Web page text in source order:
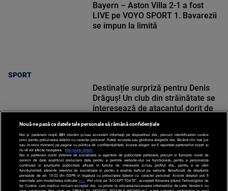
SPORT
Bayern – Aston Villa 2-1 a fost
LIVE pe VOYO SPORT 1. Bavarezii
se impun la limită
SPORT
Destinație surpriză pentru Denis
Drăguș! Un club din străinătate se
interesează de atacantul dorit de
Nouă ne pasă ca datele tale personale să rămână confidențiale
Noi și partenerii noștri 201 stocăm și/sau accesăm informații pe dispozitivul dvs., precum identificatorii cookie
unici pentru prelucrarea datelor cu caracter personal. Puteți accepta sau gestiona alegerile dvs. făcând clic mai jos
sau în orice moment, pe pagina cu politica de confidențialitate. Aceste alegeri vor fi raportate partenerilor noștri și
nu vă vor afecta navigarea.
Mai multe detalii
Noi si partenerii nostri (retelele de socializare si agentiile de publicitate partenere, precum si furnizorii nostri de
servicii de date analitice) prelucram date pentru a permite website-ului sa functioneze, pentru a personaliza
continutul si anunturile publicitare afisate in functie de interesele si/sau profilul dvs., pentru a va oferi
functionalitati aferente retelelor de socializare si pentru a analiza traficul pe website. Beneficiati de drepturile
prevazute de art. 15-22 din GDPR in legatura cu prelucrarea datelor cu caracter personal. Aceste drepturi pot fi
exercitate prin modalitatea indicataaici . Prin click pe “ACCEPT TOATE”, acceptati folosirea tuturor Tehnologiilor de
tip Cookie, care implica inclusiv acceptul dvs. cu privire la stocarea/accesarea informatiilor de catre Vendor-ii cu